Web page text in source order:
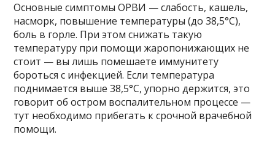
Основные симптомы ОРВИ — слабость, кашель,
насморк, повышение температуры (до 38,5°С),
боль в горле. При этом снижать такую
температуру при помощи жаропонижающих не
стоит — вы лишь помешаете иммунитету
бороться с инфекцией. Если температура
поднимается выше 38,5°С, упорно держится, это
говорит об остром воспалительном процессе —
тут необходимо прибегать к срочной врачебной
помощи.